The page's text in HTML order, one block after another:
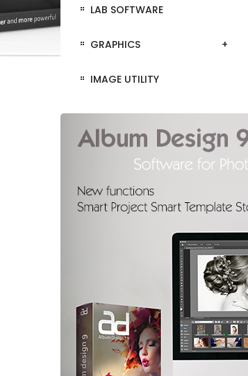
LAB SOFTWARE
GRAPHICS
IMAGE UTILITY